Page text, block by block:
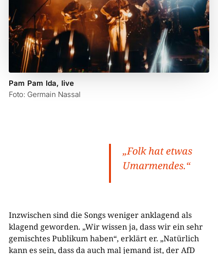
Pam Pam Ida, live
Foto: Germain Nassal
„Folk hat etwas
Umarmendes.“
Inzwischen sind die Songs weniger anklagend als
klagend geworden. „Wir wissen ja, dass wir ein sehr
gemischtes Publikum haben“, erklärt er. „Natürlich
kann es sein, dass da auch mal jemand ist, der AfD